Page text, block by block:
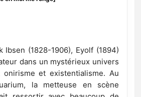
Ibsen (1828-1906), Eyolf (1894)
dans un mystérieux univers
onirisme et existentialisme. Au
la metteuse en scène